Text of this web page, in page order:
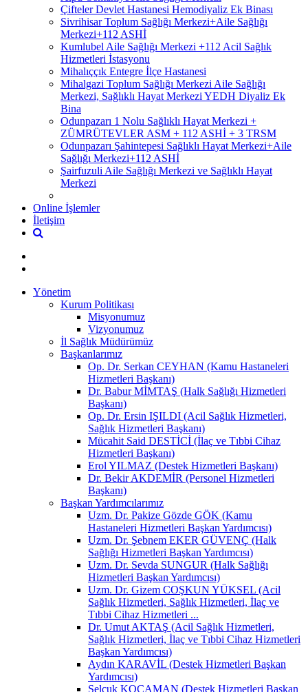
Çifteler Devlet Hastanesi Hemodiyaliz Ek Binası
Sivrihisar Toplum Sağlığı Merkezi+Aile Sağlığı
Merkezi+112 ASHİ
Kumlubel Aile Sağlığı Merkezi +112 Acil Sağlık
Hizmetleri İstasyonu
Mihalıççık Entegre İlçe Hastanesi
Mihalgazi Toplum Sağlığı Merkezi Aile Sağlığı
Merkezi, Sağlıklı Hayat Merkezi YEDH Diyaliz Ek
Bina
Odunpazarı 1 Nolu Sağlıklı Hayat Merkezi +
ZÜMRÜTEVLER ASM + 112 ASHİ + 3 TRSM
Odunpazarı Şahintepesi Sağlıklı Hayat Merkezi+Aile
Sağlığı Merkezi+112 ASHİ
Şairfuzuli Aile Sağlığı Merkezi ve Sağlıklı Hayat
Merkezi
Online İşlemler
İletişim
Yönetim
Kurum Politikası
Misyonumuz
Vizyonumuz
İl Sağlık Müdürümüz
Başkanlarımız
Op. Dr. Serkan CEYHAN (Kamu Hastaneleri
Hizmetleri Başkanı)
Dr. Babur MİMTAŞ (Halk Sağlığı Hizmetleri
Başkanı)
Op. Dr. Ersin IŞILDI (Acil Sağlık Hizmetleri,
Sağlık Hizmetleri Başkanı)
Mücahit Said DESTİCİ (İlaç ve Tıbbi Cihaz
Hizmetleri Başkanı)
Erol YILMAZ (Destek Hizmetleri Başkanı)
Dr. Bekir AKDEMİR (Personel Hizmetleri
Başkanı)
Başkan Yardımcılarımız
Uzm. Dr. Pakize Gözde GÖK (Kamu
Hastaneleri Hizmetleri Başkan Yardımcısı)
Uzm. Dr. Şebnem EKER GÜVENÇ (Halk
Sağlığı Hizmetleri Başkan Yardımcısı)
Uzm. Dr. Sevda SUNGUR (Halk Sağlığı
Hizmetleri Başkan Yardımcısı)
Uzm. Dr. Gizem COŞKUN YÜKSEL (Acil
Sağlık Hizmetleri, Sağlık Hizmetleri, İlaç ve
Tıbbi Cihaz Hizmetleri ...
Dr. Umut AKTAŞ (Acil Sağlık Hizmetleri,
Sağlık Hizmetleri, İlaç ve Tıbbi Cihaz Hizmetleri
Başkan Yardımcısı)
Aydın KARAVİL (Destek Hizmetleri Başkan
Yardımcısı)
Selçuk KOCAMAN (Destek Hizmetleri Başkan